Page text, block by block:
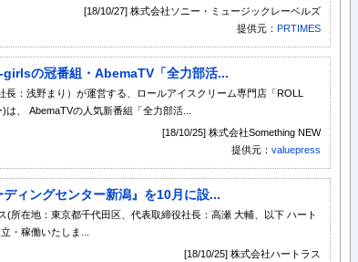
[18/10/27] 株式会社ソニー・ミュージックレーベルズ
提供元： PRTIMES
girlsの冠番組・AbemaTV「全力部活...
：浅野まり）が運営する、ロールアイスクリーム専門店「ROLL
、 AbemaTVの人気新番組「全力部活...
[18/10/25] 株式会社Something NEW
提供元： valuepress
ィングセンター新潟』を10月に設...
所在地：東京都千代田区、代表取締役社長：高瀬 大輔、以下 ハート
・稼働いたしま...
[18/10/25] 株式会社ハートラス